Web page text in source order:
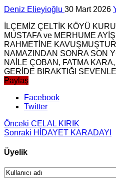
Deniz Elieyioğlu 30 Mart 2026
İLÇEMİZ ÇELTİK KÖYÜ
MUSTAFA ve MERHUME
RAHMETİNE
NAMAZINDAN SONRA SON
NAİLE ÇOBAN, FATMA
GERİDE BIRAKTIĞI
Paylaş
Facebook
Twitter
Önceki CELAL KIRIK
Sonraki HİDAYET KARADAYI
Üyelik